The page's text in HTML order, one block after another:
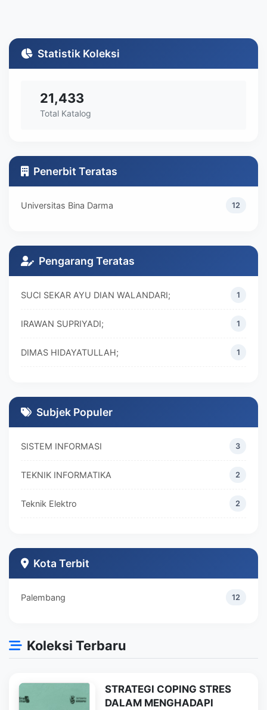
Statistik Koleksi
21,433
Total Katalog
Penerbit Teratas
Universitas Bina Darma 12
Pengarang Teratas
SUCI SEKAR AYU DIAN WALANDARI; 1
IRAWAN SUPRIYADI; 1
DIMAS HIDAYATULLAH; 1
DIVA MARISKA;
Subjek Populer
SISTEM INFORMASI 3
TEKNIK INFORMATIKA 2
Teknik Elektro 2
Teknik Industri
Kota Terbit
Palembang 12
Koleksi Terbaru
STRATEGI COPING STRES
DALAM MENGHADAPI